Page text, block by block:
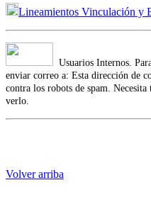
Lineamientos Vinculación y
Usuarios Internos.
enviar correo a: Esta dirección de
contra los robots de spam.
verlo.
Volver arriba